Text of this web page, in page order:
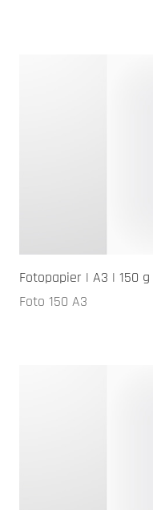
Fotopapier | A3 | 150 g
Foto 150 A3